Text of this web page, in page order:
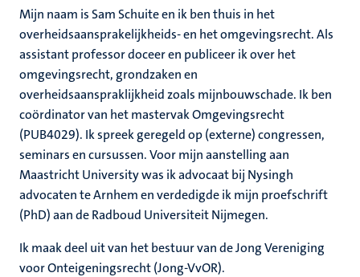
Mijn naam is Sam Schuite en ik ben thuis in het
overheidsaansprakelijkheids- en het omgevingsrecht. Als
assistant professor doceer en publiceer ik over het
omgevingsrecht, grondzaken en
overheidsaanspraklijkheid zoals mijnbouwschade. Ik ben
coördinator van het mastervak Omgevingsrecht
(PUB4029). Ik spreek geregeld op (externe) congressen,
seminars en cursussen. Voor mijn aanstelling aan
Maastricht University was ik advocaat bij Nysingh
advocaten te Arnhem en verdedigde ik mijn proefschrift
(PhD) aan de Radboud Universiteit Nijmegen.
Ik maak deel uit van het bestuur van de Jong Vereniging
voor Onteigeningsrecht (Jong-VvOR).